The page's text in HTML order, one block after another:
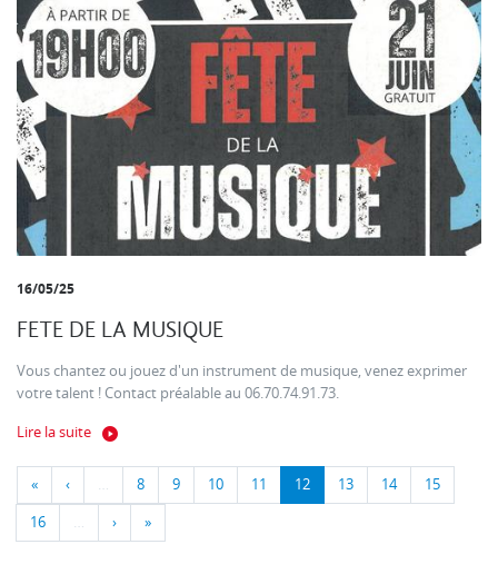
16/05/25
FETE DE LA MUSIQUE
Vous chantez ou jouez d'un instrument de musique, venez exprimer
votre talent ! Contact préalable au 06.70.74.91.73.
Lire la suite
« ‹ … 8 9 10 11 12 13 14 15
16 … › »